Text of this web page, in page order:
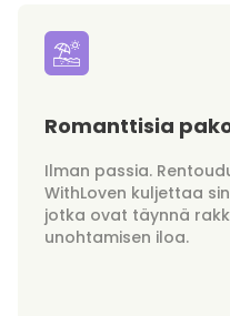
Romanttisia
Ilman passia.
WithLoven kuljettaa
jotka ovat täynnä
unohtamisen iloa.